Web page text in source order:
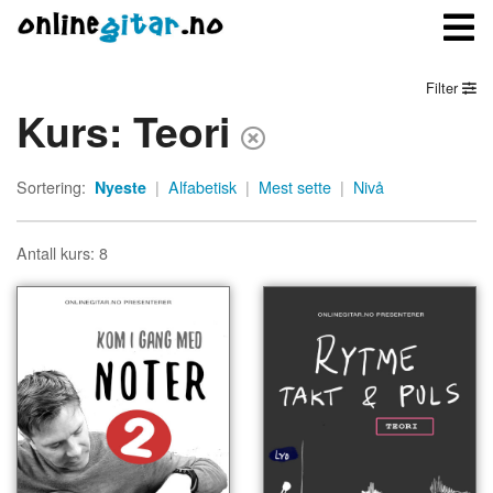
Meny
Logg inn
Kontakt oss
Om onlinegitar.no
Filter
Kurs: Teori
Sortering: Nyeste | Alfabetisk | Mest sette | Nivå
Antall kurs: 8